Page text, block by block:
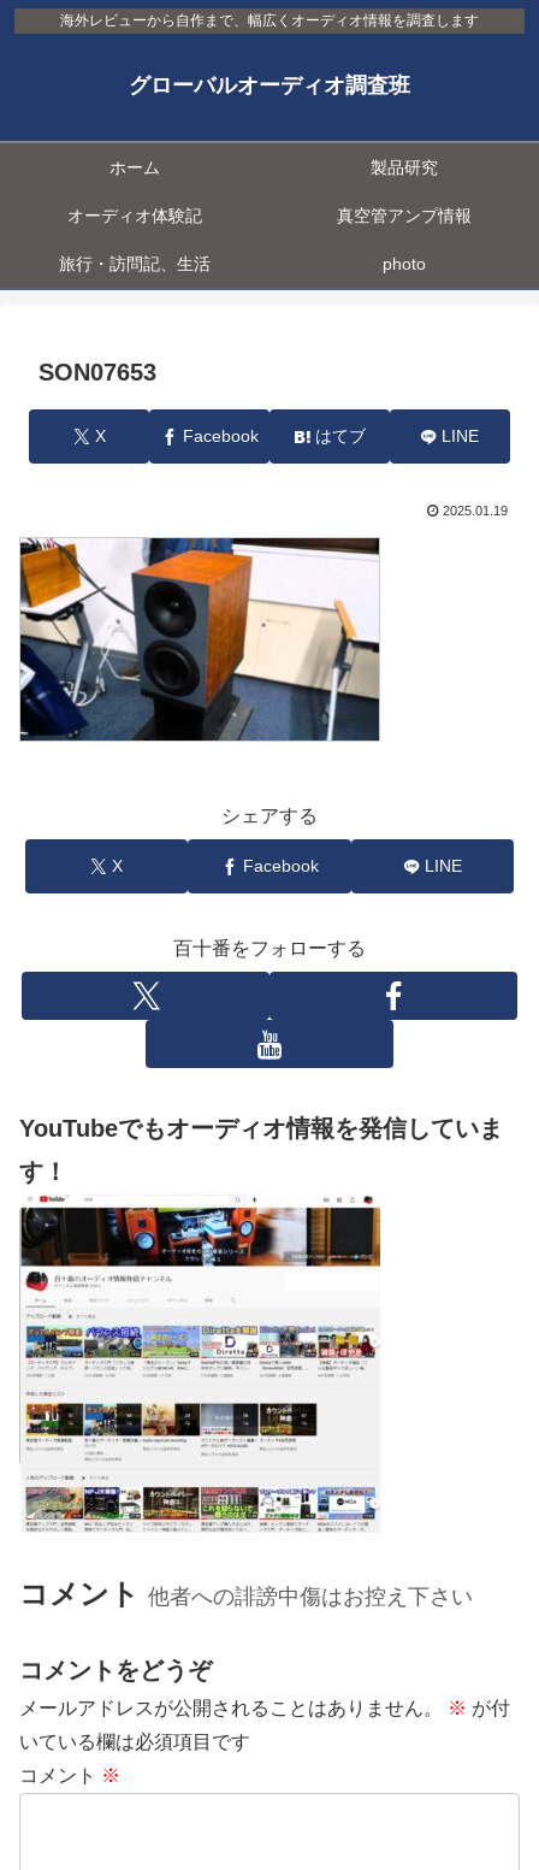
海外レビューから自作まで、幅広くオーディオ情報を調査します
グローバルオーディオ調査班
ホーム 製品研究
オーディオ体験記 真空管アンプ情報
旅行・訪問記、生活 photo
SON07653
X Facebook はてブ LINE
2025.01.19
シェアする
X Facebook LINE
百十番をフォローする
YouTubeでもオーディオ情報を発信していま
す！
コメント 他者への誹謗中傷はお控え下さい
コメントをどうぞ
メールアドレスが公開されることはありません。 ※ が付
いている欄は必須項目です
コメント ※